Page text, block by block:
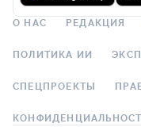
О НАС РЕДАКЦИЯ
ПОЛИТИКА ИИ
СПЕЦПРОЕКТЫ